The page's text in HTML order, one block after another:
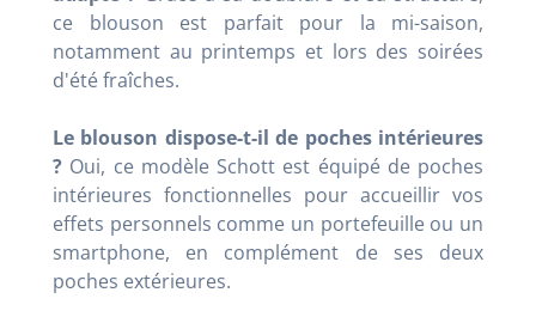
ce blouson est parfait pour la mi-saison,
notamment au printemps et lors des soirées
d'été fraîches.
Le blouson dispose-t-il de poches intérieures
? Oui, ce modèle Schott est équipé de poches
intérieures fonctionnelles pour accueillir vos
effets personnels comme un portefeuille ou un
smartphone, en complément de ses deux
poches extérieures.